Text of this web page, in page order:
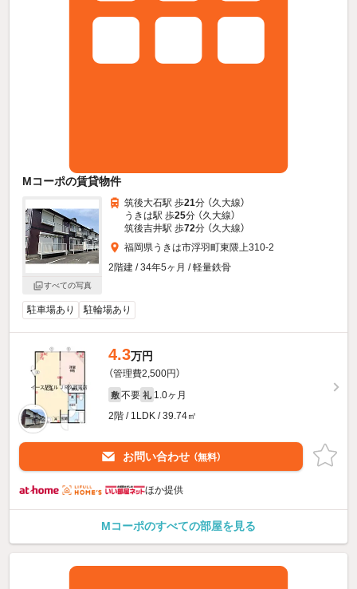
Mコーポの賃貸物件
すべての写真
筑後大石駅 歩21分 （久大線）
うきは駅 歩25分 （久大線）
筑後吉井駅 歩72分 （久大線）
福岡県うきは市浮羽町東隈上310-2
2階建 / 34年5ヶ月 / 軽量鉄骨
駐車場あり 駐輪場あり
4.3万円
（管理費2,500円）
敷 不要 礼 1.0ヶ月
2階 / 1LDK / 39.74㎡
お問い合わせ （無料）
ほか提供
Mコーポのすべての部屋を見る